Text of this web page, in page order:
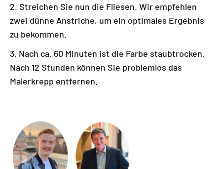
Streichen Sie nun die Fliesen. Wir empfehlen
zwei dünne Anstriche, um ein optimales Ergebnis
zu bekommen.
Nach ca. 60 Minuten ist die Farbe staubtrocken.
Nach 12 Stunden können Sie problemlos das
Malerkrepp entfernen.